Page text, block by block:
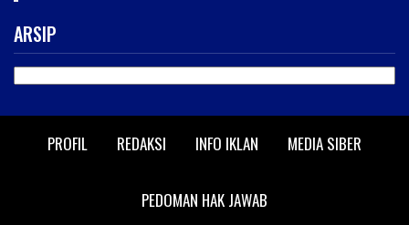
ARSIP
PROFIL REDAKSI INFO IKLAN MEDIA SIBER
PEDOMAN HAK JAWAB